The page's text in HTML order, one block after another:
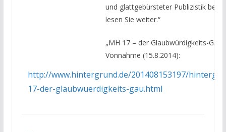
und glattgebürsteter Publizistik
lesen Sie weiter.“
„MH 17 – der Glaubwürdigkeits-
Vonnahme (15.8.2014):
http://www.hintergrund.de/201408153197/
17-der-glaubwuerdigkeits-gau.html